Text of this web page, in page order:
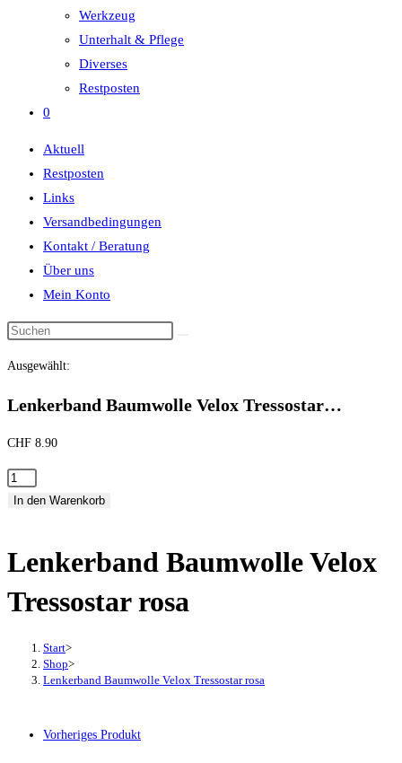
Werkzeug
Unterhalt & Pflege
Diverses
Restposten
0
Aktuell
Restposten
Links
Versandbedingungen
Kontakt / Beratung
Über uns
Mein Konto
Diese
durchsuchen
Ausgewählt:
Lenkerband Baumwolle Velox Tressostar…
CHF 8.90
Lenkerband
Baumwolle
rosa
Menge
In den Warenkorb
Lenkerband Baumwolle Velox
Tressostar rosa
Start>
Shop>
Lenkerband Baumwolle Velox Tressostar rosa
Vorheriges Produkt